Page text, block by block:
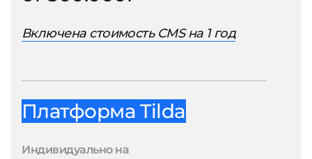
Включена стоимость CMS на 1 год
Платформа Tilda
Индивидуально на